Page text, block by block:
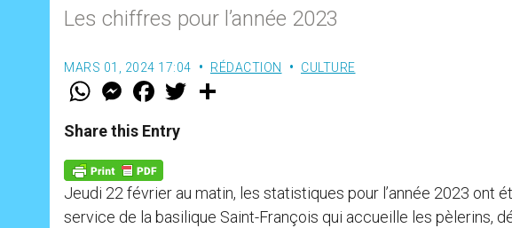
Les chiffres pour l’année 2023
MARS 01, 2024 17:04 RÉDACTION CULTURE
W
t
s
A
p
p
M
e
s
e
n
g
e
r
F
a
e
b
o
k
w
Share this Entry
Jeudi 22 février au matin, les statistiques pour l’année 2023 ont
service de la basilique Saint-François qui accueille les pèlerins,